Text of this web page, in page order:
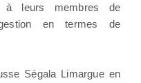
à leurs membres de
en termes de
Ségala Limargue en